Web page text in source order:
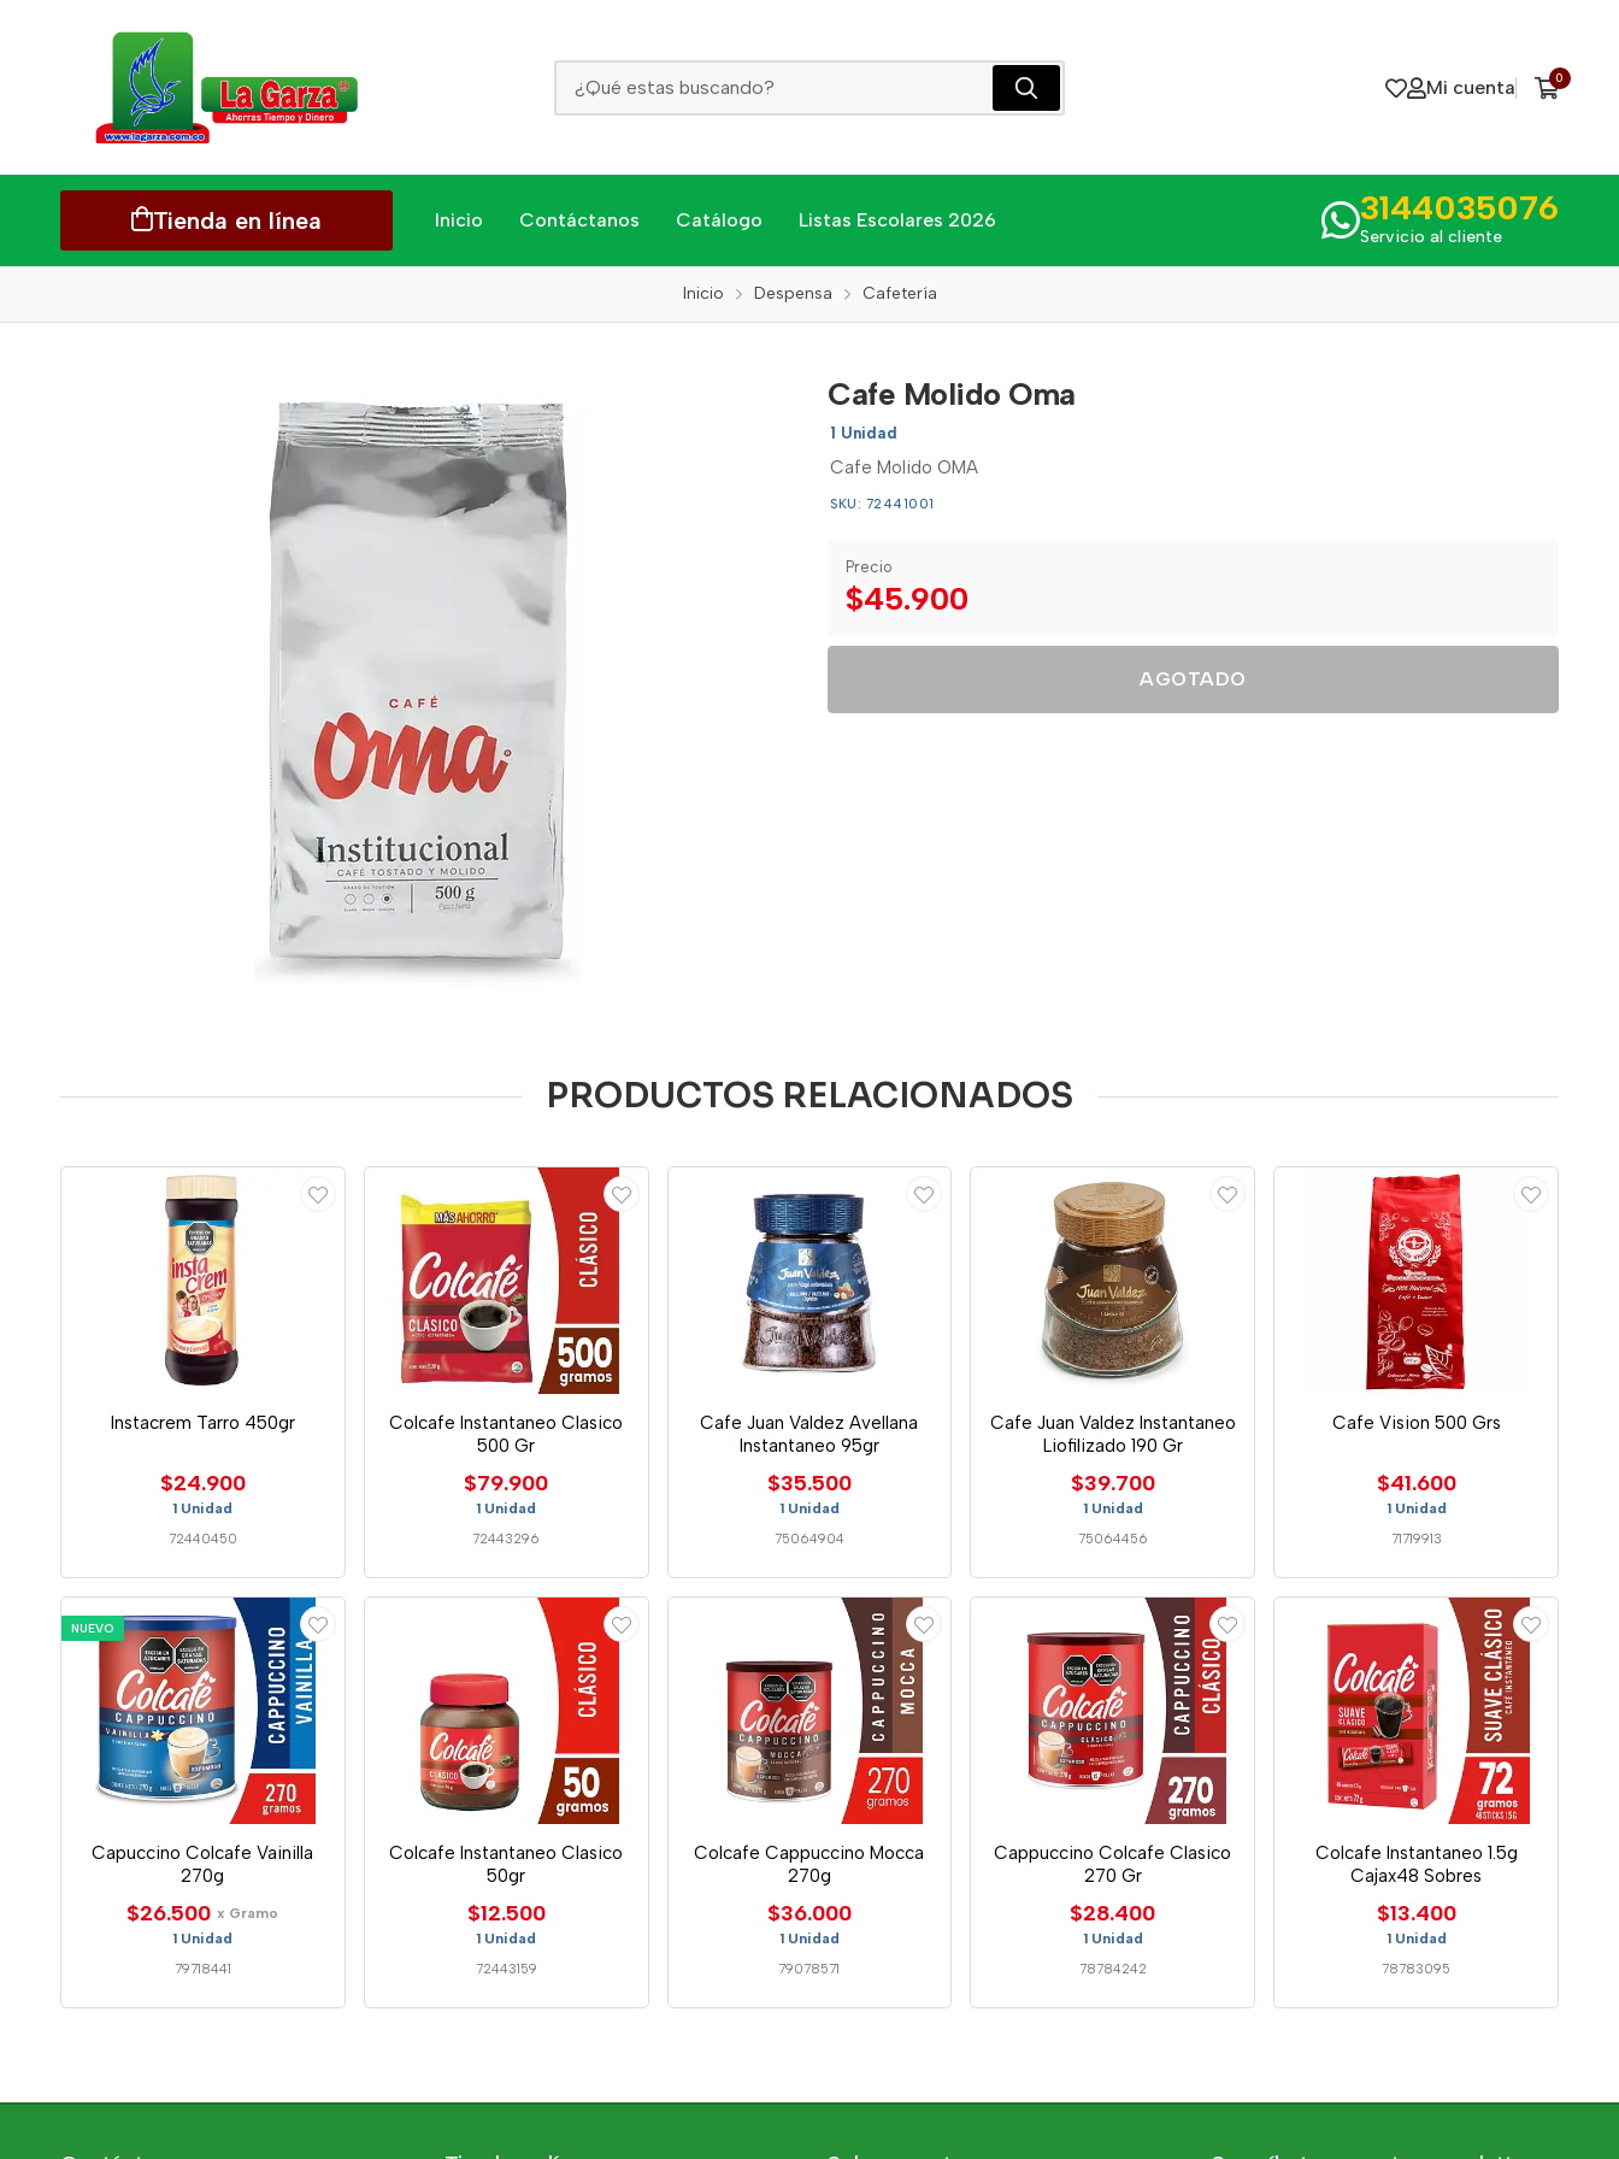
Mi cuenta 0
Tienda en línea Inicio Contáctanos Catálogo Listas Escolares 2026 3144035076
Servicio al cliente
Inicio Despensa Cafetería
Cafe Molido Oma
1 Unidad
Cafe Molido OMA
SKU: 72441001
Precio
$45.900
AGOTADO
PRODUCTOS RELACIONADOS
Instacrem Tarro 450gr
$24.900
1 Unidad
72440450
Colcafe Instantaneo Clasico
500 Gr
$79.900
1 Unidad
72443296
Cafe Juan Valdez Avellana
Instantaneo 95gr
$35.500
1 Unidad
75064904
Cafe Juan Valdez Instantaneo
Liofilizado 190 Gr
$39.700
1 Unidad
75064456
Cafe Vision 500 Grs
$41.600
1 Unidad
71719913
NUEVO
Capuccino Colcafe Vainilla
270g
$26.500 x Gramo
1 Unidad
79718441
Colcafe Instantaneo Clasico
50gr
$12.500
1 Unidad
72443159
Colcafe Cappuccino Mocca
270g
$36.000
1 Unidad
79078571
Cappuccino Colcafe Clasico
270 Gr
$28.400
1 Unidad
78784242
Colcafe Instantaneo 1.5g
Cajax48 Sobres
$13.400
1 Unidad
78783095